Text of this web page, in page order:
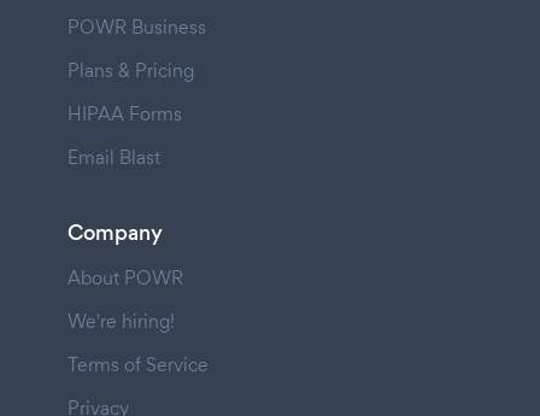
POWR Business
Plans & Pricing
HIPAA Forms
Email Blast
Company
About POWR
We're hiring!
Terms of Service
Privacy